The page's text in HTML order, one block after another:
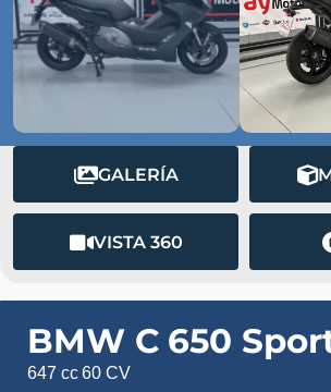
GALERÍA
VISTA 360
BMW C 650
647 cc 60 CV